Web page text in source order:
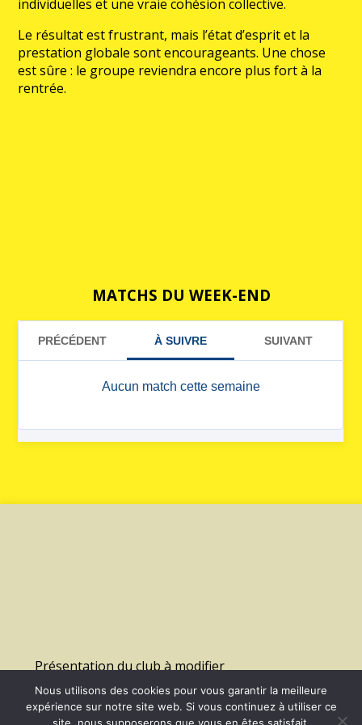
individuelles et une vraie cohésion collective.
Le résultat est frustrant, mais l’état d’esprit et la
prestation globale sont encourageants. Une chose
est sûre : le groupe reviendra encore plus fort à la
rentrée.
MATCHS DU WEEK-END
Présentation du club à modifier
2026 - Us Lagny Montevrain Handball | Site internet réalisé par
Nous utilisons des cookies pour vous garantir la meilleure
expérience sur notre site web. Si vous continuez à utiliser ce